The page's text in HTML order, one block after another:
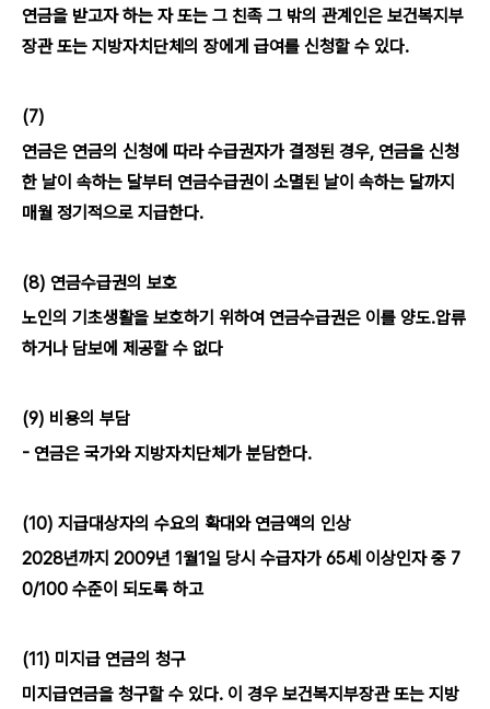
연금을 받고자 하는 자 또는 그 친족 그 밖의 관계인은 보건복지부
장관 또는 지방자치단체의 장에게 급여를 신청할 수 있다.
(7)
연금은 연금의 신청에 따라 수급권자가 결정된 경우, 연금을 신청
한 날이 속하는 달부터 연금수급권이 소멸된 날이 속하는 달까지
매월 정기적으로 지급한다.
(8) 연금수급권의 보호
노인의 기초생활을 보호하기 위하여 연금수급권은 이를 양도․압류
하거나 담보에 제공할 수 없다
(9) 비용의 부담
- 연금은 국가와 지방자치단체가 분담한다.
(10) 지급대상자의 수요의 확대와 연금액의 인상
2028년까지 2009년 1월1일 당시 수급자가 65세 이상인자 중 7
0/100 수준이 되도록 하고
(11) 미지급 연금의 청구
미지급연금을 청구할 수 있다. 이 경우 보건복지부장관 또는 지방